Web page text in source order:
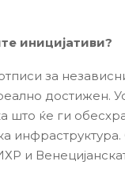
иницијативи?
за
достижен.
што ќе ги
и